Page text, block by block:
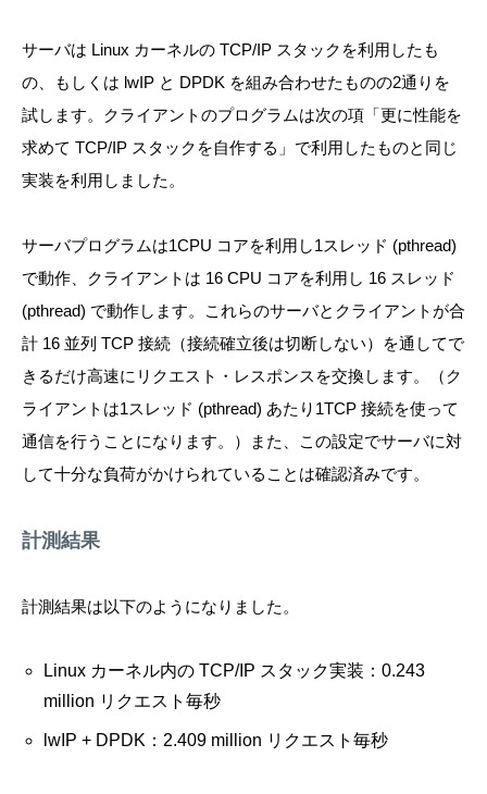
サーバは Linux カーネルの TCP/IP スタックを利用したも
の、もしくは lwIP と DPDK を組み合わせたものの2通りを
試します。クライアントのプログラムは次の項「更に性能を
求めて TCP/IP スタックを自作する」で利用したものと同じ
実装を利用しました。
サーバプログラムは1CPU コアを利用し1スレッド (pthread)
で動作、クライアントは 16 CPU コアを利用し 16 スレッド
(pthread) で動作します。これらのサーバとクライアントが合
計 16 並列 TCP 接続（接続確立後は切断しない）を通してで
きるだけ高速にリクエスト・レスポンスを交換します。（ク
ライアントは1スレッド (pthread) あたり1TCP 接続を使って
通信を行うことになります。）また、この設定でサーバに対
して十分な負荷がかけられていることは確認済みです。
計測結果
計測結果は以下のようになりました。
Linux カーネル内の TCP/IP スタック実装：0.243
million リクエスト毎秒
lwIP + DPDK：2.409 million リクエスト毎秒